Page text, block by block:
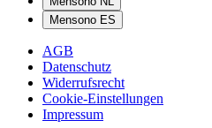
Mensono ES
AGB
Datenschutz
Widerrufsrecht
Cookie-Einstellungen
Impressum